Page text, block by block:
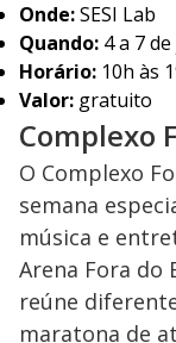
Onde:SESI Lab
Quando: 4 a 7
Horário: 10h às
Valor: gratuito
Complexo
O Complexo
semana
música e
Arena Fora do
reúne
maratona de